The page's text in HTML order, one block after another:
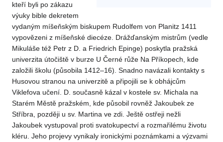
kteří byli po zákazu
výuky bible dekretem
vydaným míšeňským biskupem Rudolfem von Planitz 1411
vypovězeni z míšeňské diecéze. Drážďanským mistrům (vedle
Mikuláše též Petr z D. a Friedrich Epinge) poskytla pražská
univerzita útočiště v burze U Černé růže Na Příkopech, kde
založili školu (působila 1412–16). Snadno navázali kontakty s
Husovou stranou na univerzitě a připojili se k obhájcům
Viklefova učení. D. současně kázal v kostele sv. Michala na
Starém Městě pražském, kde působil rovněž Jakoubek ze
Stříbra, později u sv. Martina ve zdi. Ještě ostřeji nežli
Jakoubek vystupoval proti svatokupectví a rozmařilému životu
kléru. Jeho projevy vynikaly ironickými poznámkami a výzvami